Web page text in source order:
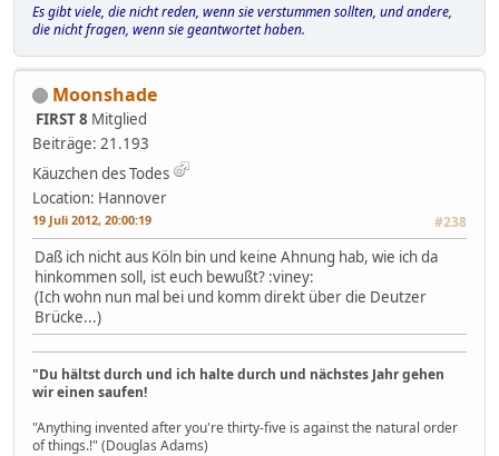
Es gibt viele, die nicht reden, wenn sie verstummen sollten, und andere,
die nicht fragen, wenn sie geantwortet haben.
Moonshade
FIRST 8 Mitglied
Beiträge: 21.193
Käuzchen des Todes
Location: Hannover
19 Juli 2012, 20:00:19 #238
Daß ich nicht aus Köln bin und keine Ahnung hab, wie ich da
hinkommen soll, ist euch bewußt? :viney:
(Ich wohn nun mal bei und komm direkt über die Deutzer
Brücke...)
"Du hältst durch und ich halte durch und nächstes Jahr gehen
wir einen saufen!
"Anything invented after you're thirty-five is against the natural order
of things.!" (Douglas Adams)